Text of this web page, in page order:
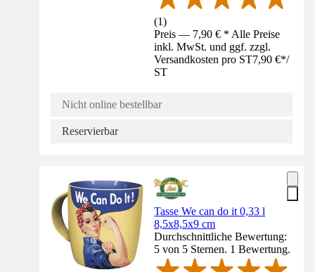
(1)
Preis — 7,90 € * Alle Preise
inkl. MwSt. und ggf. zzgl.
Versandkosten pro ST7,90 €*/
ST
Nicht online bestellbar
Reservierbar
Tasse We can do it 0,33 l
8,5x8,5x9 cm
Durchschnittliche Bewertung:
5 von 5 Sternen. 1 Bewertung.